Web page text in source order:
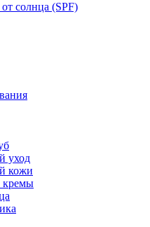
солнца (SPF)
уход
кожи
кремы